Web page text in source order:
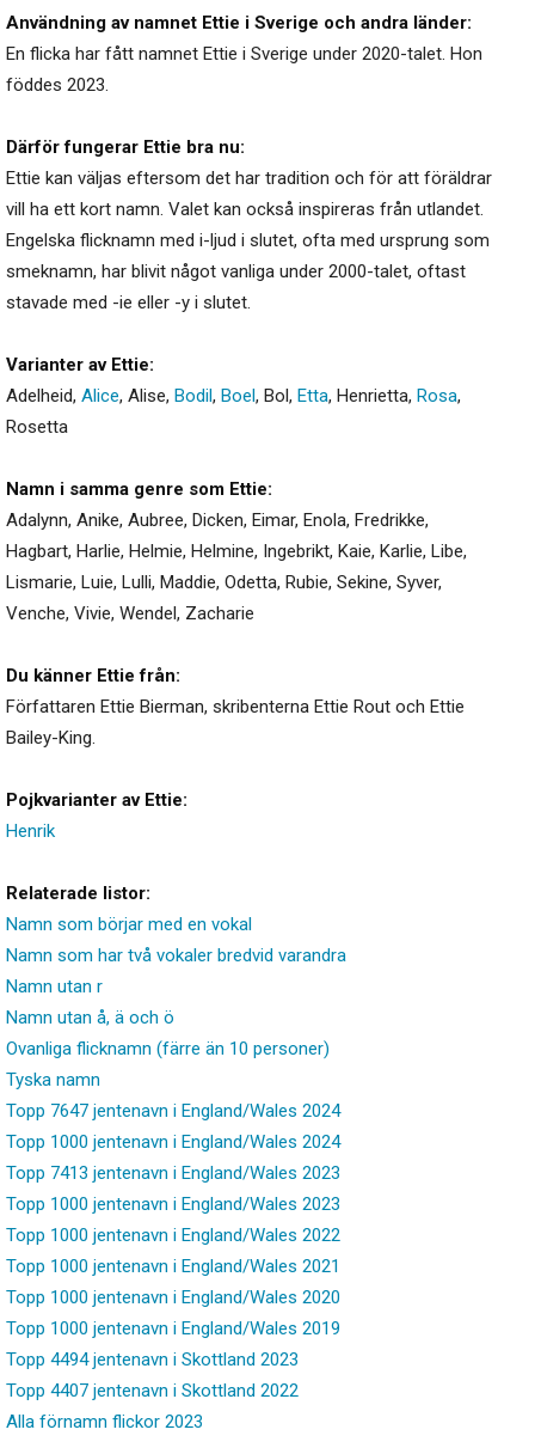
Användning av namnet Ettie i Sverige och andra länder:
En flicka har fått namnet Ettie i Sverige under 2020-talet. Hon
föddes 2023.
Därför fungerar Ettie bra nu:
Ettie kan väljas eftersom det har tradition och för att föräldrar
vill ha ett kort namn. Valet kan också inspireras från utlandet.
Engelska flicknamn med i-ljud i slutet, ofta med ursprung som
smeknamn, har blivit något vanliga under 2000-talet, oftast
stavade med -ie eller -y i slutet.
Varianter av Ettie:
Adelheid, Alice, Alise, Bodil, Boel, Bol, Etta, Henrietta, Rosa,
Rosetta
Namn i samma genre som Ettie:
Adalynn, Anike, Aubree, Dicken, Eimar, Enola, Fredrikke,
Hagbart, Harlie, Helmie, Helmine, Ingebrikt, Kaie, Karlie, Libe,
Lismarie, Luie, Lulli, Maddie, Odetta, Rubie, Sekine, Syver,
Venche, Vivie, Wendel, Zacharie
Du känner Ettie från:
Författaren Ettie Bierman, skribenterna Ettie Rout och Ettie
Bailey-King.
Pojkvarianter av Ettie:
Henrik
Relaterade listor:
Namn som börjar med en vokal
Namn som har två vokaler bredvid varandra
Namn utan r
Namn utan å, ä och ö
Ovanliga flicknamn (färre än 10 personer)
Tyska namn
Topp 7647 jentenavn i England/Wales 2024
Topp 1000 jentenavn i England/Wales 2024
Topp 7413 jentenavn i England/Wales 2023
Topp 1000 jentenavn i England/Wales 2023
Topp 1000 jentenavn i England/Wales 2022
Topp 1000 jentenavn i England/Wales 2021
Topp 1000 jentenavn i England/Wales 2020
Topp 1000 jentenavn i England/Wales 2019
Topp 4494 jentenavn i Skottland 2023
Topp 4407 jentenavn i Skottland 2022
Alla förnamn flickor 2023